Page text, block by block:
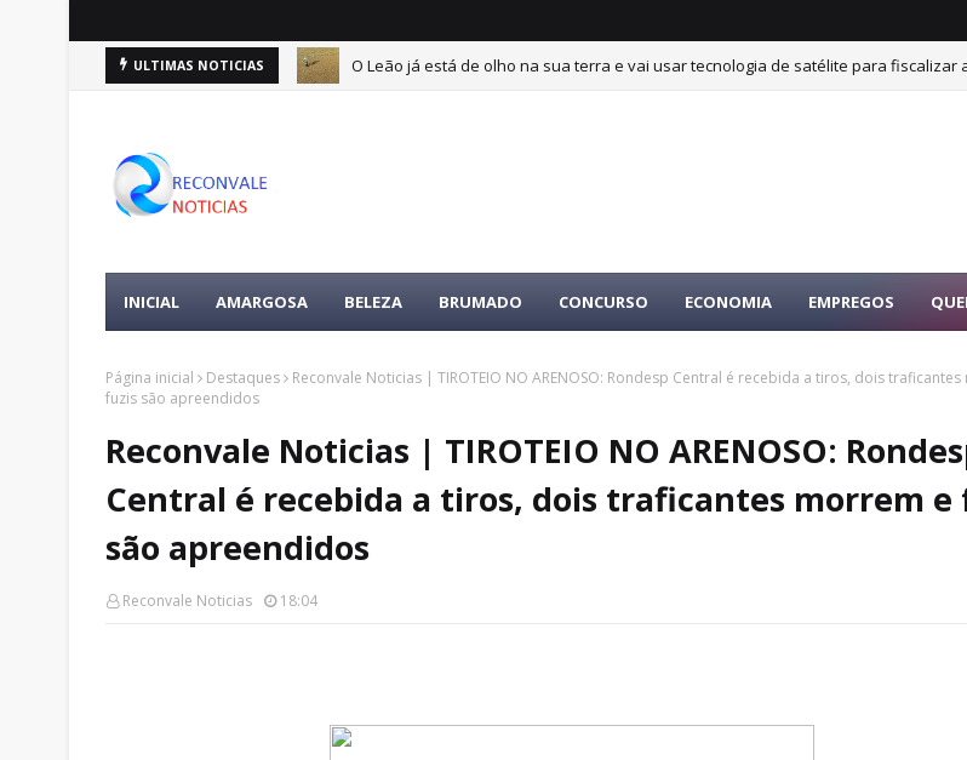
ULTIMAS NOTICIAS O Leão já está de olho na sua terra e vai usar tecnologia de satélite para fiscalizar
INICIAL AMARGOSA BELEZA BRUMADO CONCURSO ECONOMIA EMPREGOS
Página inicial Destaques
Reconvale Noticias | TIROTEIO NO ARENOSO: Rondesp Central é recebida a tiros, dois
fuzis são apreendidos
Reconvale Noticias | TIROTEIO NO ARENOSO:
Central é recebida a tiros, dois traficantes morrem e
são apreendidos
Reconvale Noticias 18:04